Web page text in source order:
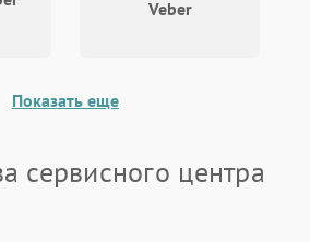
Veber
Показать еще
сервисного центра